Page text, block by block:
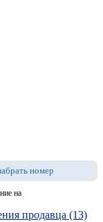
номер
на
продавца (13)